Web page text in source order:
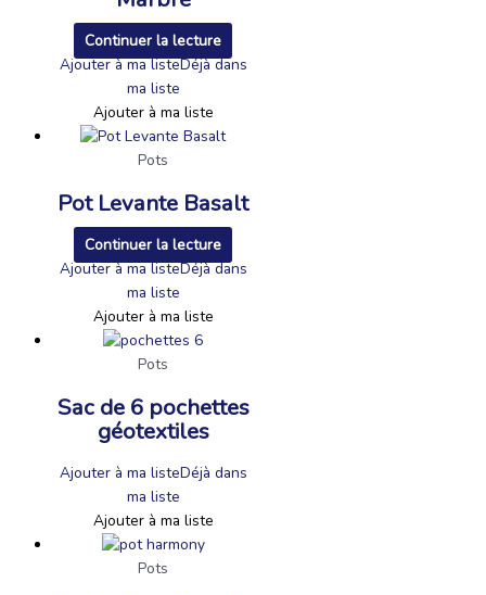
Continuer la lecture
Ajouter à ma listeDéjà dans
ma liste
Ajouter à ma liste
Pots
Pot Levante Basalt
Continuer la lecture
Ajouter à ma listeDéjà dans
ma liste
Ajouter à ma liste
Pots
Sac de 6 pochettes
géotextiles
Ajouter à ma listeDéjà dans
ma liste
Ajouter à ma liste
Pots